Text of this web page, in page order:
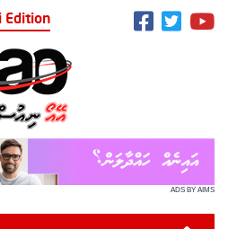
Edition
ADS BY AIMS